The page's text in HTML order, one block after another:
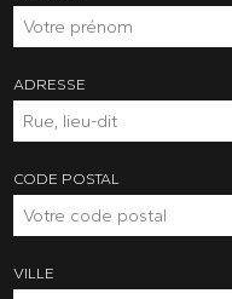
ADRESSE
CODE POSTAL
VILLE